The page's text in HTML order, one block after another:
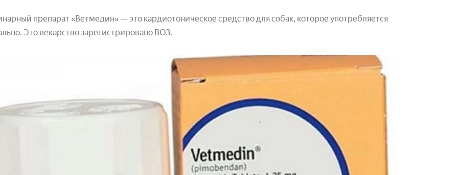
препарат «Ветмедин» — это кардиотоническое средство для собак, которое употребляется
Это лекарство зарегистрировано ВОЗ.